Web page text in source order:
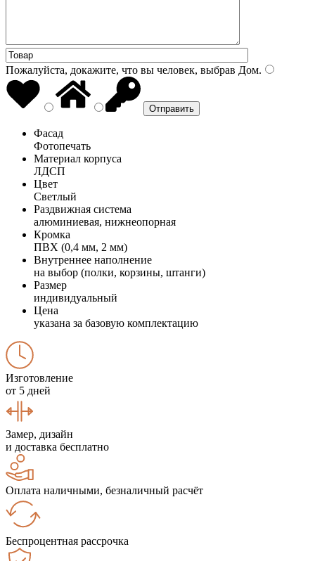
Пожалуйста, докажите, что вы человек, выбрав Дом.
Фасад
Фотопечать
Материал корпуса
ЛДСП
Цвет
Светлый
Раздвижная система
алюминиевая, нижнеопорная
Кромка
ПВХ (0,4 мм, 2 мм)
Внутреннее наполнение
на выбор (полки, корзины, штанги)
Размер
индивидуальный
Цена
указана за базовую комплектацию
Изготовление
от 5 дней
Замер, дизайн
и доставка бесплатно
Оплата наличными, безналичный расчёт
Беспроцентная рассрочка